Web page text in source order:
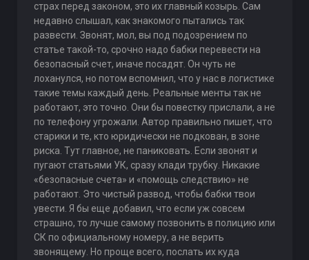
страх перед законом, это их главный козырь. Сам
недавно слышал, как знакомого пытались так
развести. Звонят, мол, вы под подозрением по
статье такой-то, срочно надо бабки перевести на
безопасный счет, иначе посадят. Он чуть не
лоханулся, но потом вспомнил, что у нас в логистике
такие темы каждый день. Реальные менты так не
работают, это точно. Они бы повестку прислали, а не
по телефону угрожали. Автор правильно пишет, что
старики и те, кто юридически не подкован, в зоне
риска. Тут главное, не паниковать. Если звонят и
пугают статьями УК, сразу клади трубку. Никакие
«безопасные счета» и «помощь следствию» не
работают. Это чистый развод, чтобы бабки твои
увести. Я бы еще добавил, что если уж совсем
страшно, то лучше самому позвонить в полицию или
СК по официальному номеру, а не верить
звонящему. Но проще всего, послать их куда